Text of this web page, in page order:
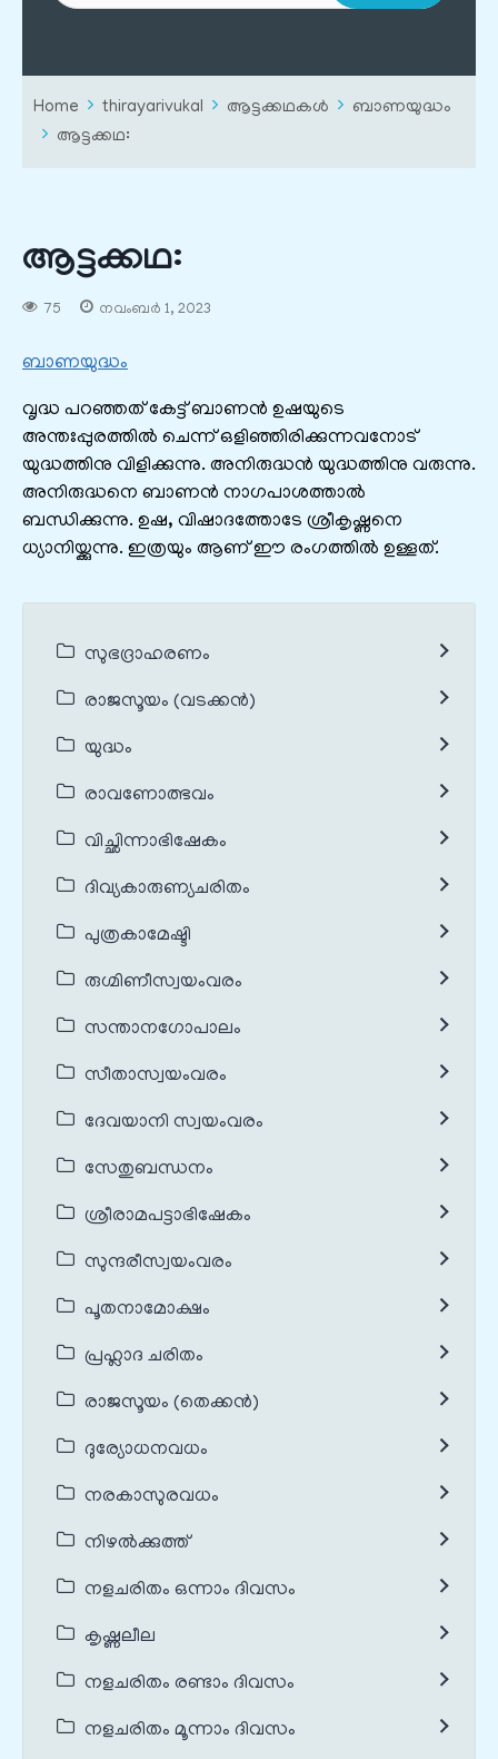
Home thirayarivukal ആട്ടക്കഥകൾ
ബാണയുദ്ധം
ആട്ടക്കഥ:
ആട്ടക്കഥ:
75 നവംബർ 1, 2023
ബാണയുദ്ധം
വൃദ്ധ പറഞ്ഞത് കേട്ട് ബാണൻ ഉഷയുടെ
അന്തഃപ്പുരത്തിൽ ചെന്ന് ഒളിഞ്ഞിരിക്കുന്നവനോട്
യുദ്ധത്തിനു വിളിക്കുന്നു. അനിരുദ്ധൻ യുദ്ധത്തിനു വരുന്നു.
അനിരുദ്ധനെ ബാണൻ നാഗപാശത്താൽ
ബന്ധിക്കുന്നു. ഉഷ, വിഷാദത്തോടേ ശ്രീകൃഷ്ണനെ
ധ്യാനിയ്ക്കുന്നു. ഇത്രയും ആണ് ഈ രംഗത്തിൽ ഉള്ളത്.
സുഭദ്രാഹരണം
രാജസൂയം (വടക്കൻ)
യുദ്ധം
രാവണോത്ഭവം
വിച്ഛിന്നാഭിഷേകം
ദിവ്യകാരുണ്യചരിതം
പുത്രകാമേഷ്ടി
രുഗ്മിണീസ്വയംവരം
സന്താനഗോപാലം
സീതാസ്വയംവരം
ദേവയാനി സ്വയംവരം
സേതുബന്ധനം
ശ്രീരാമപട്ടാഭിഷേകം
സുന്ദരീസ്വയംവരം
പൂതനാമോക്ഷം
പ്രഹ്ലാദ ചരിതം
രാജസൂയം (തെക്കൻ)
ദുര്യോധനവധം
നരകാസുരവധം
നിഴൽക്കുത്ത്
നളചരിതം ഒന്നാം ദിവസം
കൃഷ്ണലീല
നളചരിതം രണ്ടാം ദിവസം
നളചരിതം മൂന്നാം ദിവസം